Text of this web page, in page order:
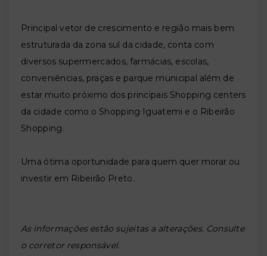
Principal vetor de crescimento e região mais bem
estruturada da zona sul da cidade, conta com
diversos supermercados, farmácias, escolas,
conveniências, praças e parque municipal além de
estar muito próximo dos principais Shopping centers
da cidade como o Shopping Iguatemi e o Ribeirão
Shopping.
Uma ótima oportunidade para quem quer morar ou
investir em Ribeirão Preto.
As informações estão sujeitas a alterações. Consulte
o corretor responsável.